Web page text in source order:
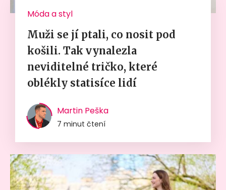
Móda a styl
Muži se jí ptali, co nosit pod
košili. Tak vynalezla
neviditelné tričko, které
oblékly statisíce lidí
Martin Peška
7 minut čtení